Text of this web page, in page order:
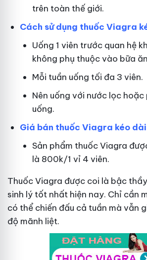
trên toàn thế giới.
Cách sử dụng thuốc Viagra
Uống 1 viên trước quan hệ
không phụ thuộc vào bữa
Mỗi tuần uống tối đa 3 viên.
Nên uống với nước lọc
uống.
Giá bán thuốc Viagra kéo
Sản phẩm thuốc Viagra
là 800k/1 vỉ 4 viên.
Thuốc Viagra được coi là bậc
sinh lý tốt nhất hiện nay. Chỉ cần
có thể chiến đấu cả tuần mà vẫn
độ mãnh liệt.